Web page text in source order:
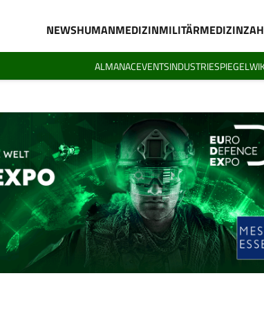
NEWSHUMANMEDIZINMILITÄRMEDIZIN
ALMANACEVENTSINDUSTRIESPIEGEL